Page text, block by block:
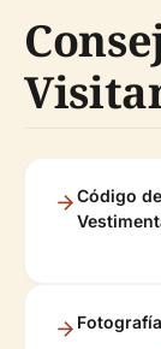
Código de